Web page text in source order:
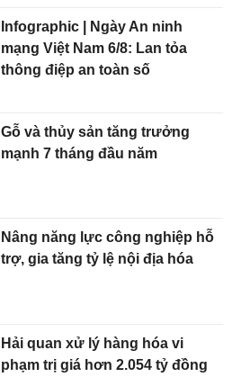
Infographic | Ngày An ninh
mạng Việt Nam 6/8: Lan tỏa
thông điệp an toàn số
Gỗ và thủy sản tăng trưởng
mạnh 7 tháng đầu năm
Nâng năng lực công nghiệp hỗ
trợ, gia tăng tỷ lệ nội địa hóa
Hải quan xử lý hàng hóa vi
phạm trị giá hơn 2.054 tỷ đồng